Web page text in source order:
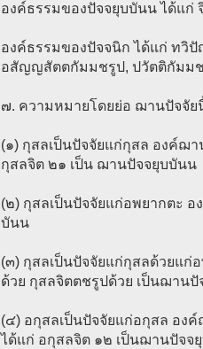
องค์ธรรมของปัจจยุบบันน ได้แ
องค์ธรรมของปัจจนิก ได้แก่ ทวิ
อสัญญสัตตกัมมชรูป, ปวัตติกัมม
๗. ความหมายโดยย่อ ฌานปัจจัย
(๑) กุสลเป็นปัจจัยแก่กุสล องค์ฌ
กุสลจิต ๒๑ เป็น ฌานปัจจยุบบันน
(๒) กุสลเป็นปัจจัยแก่อพยากตะ
บันน
(๓) กุสลเป็นปัจจัยแก่กุสลด้วยแ
ด้วย กุสลจิตตชรูปด้วย เป็นฌาน
(๔) อกุสลเป็นปัจจัยแก่อกุสล อง
ได้แก่ อกุสลจิต ๑๒ เป็นฌานปัจจ